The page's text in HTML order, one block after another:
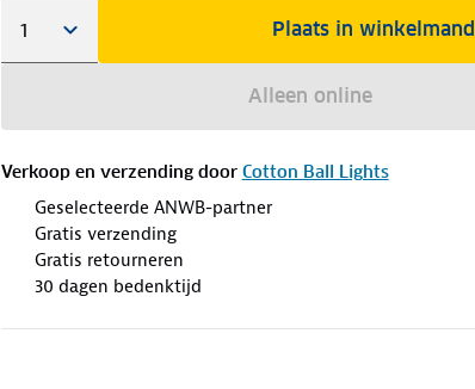
Plaats in winkelmand
Alleen online
Verkoop en verzending door Cotton Ball Lights
Geselecteerde ANWB-partner
Gratis verzending
Gratis retourneren
30 dagen bedenktijd